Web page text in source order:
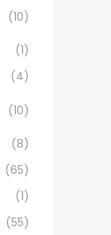
(10)
(1)
(4)
(10)
(8)
(65)
(1)
(55)